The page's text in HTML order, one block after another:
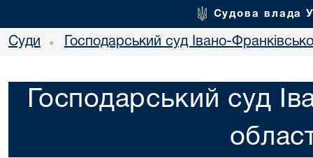
Судова влада
Суди • Господарський суд Івано-
Господарський суд